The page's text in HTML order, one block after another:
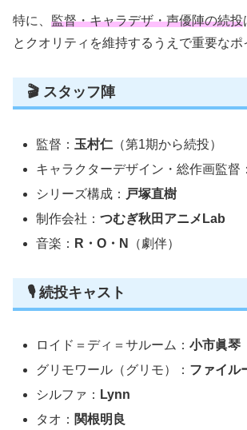
特に、 監督・キャラデザ・声優陣の続投
とクオリティを維持するうえで重要なポ
🎬 スタッフ陣
監督： 玉村仁 （第1期から続投）
キャラクターデザイン・総作画監督
シリーズ構成： 戸塚直樹
制作会社：つむぎ秋田アニメLab
音楽： R・O・N （劇伴）
🎙 続投キャスト
ロイド＝ディ＝サルーム：小市眞琴
グリモワール（グリモ）： ファイル
シルファ： Lynn
タオ： 関根明良